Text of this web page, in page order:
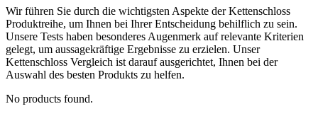
Wir führen Sie durch die wichtigsten Aspekte der Kettenschloss
Produktreihe, um Ihnen bei Ihrer Entscheidung behilflich zu sein.
Unsere Tests haben besonderes Augenmerk auf relevante Kriterien
gelegt, um aussagekräftige Ergebnisse zu erzielen. Unser
Kettenschloss Vergleich ist darauf ausgerichtet, Ihnen bei der
Auswahl des besten Produkts zu helfen.
No products found.